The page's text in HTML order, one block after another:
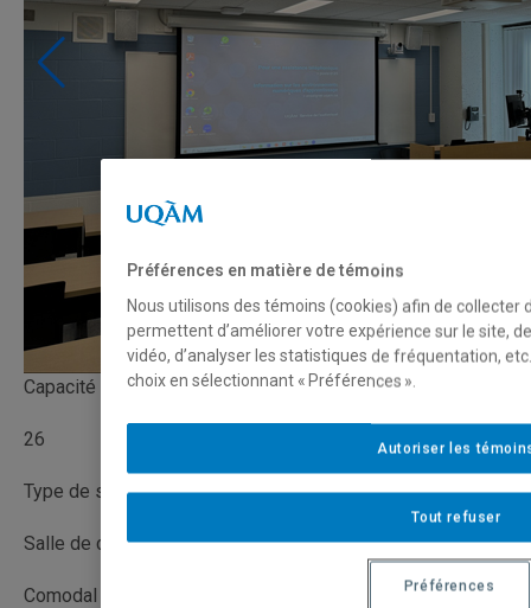
Capacité
26
Type de salle
Salle de cours
Comodal (CO)
Préférences en matière de témoins
Nous utilisons des témoins (cookies) afin de collecter
permettent d’améliorer votre expérience sur le site,
vidéo, d’analyser les statistiques de fréquentation,
choix en sélectionnant « Préférences ».
Tout refuser
Autoriser les
Préférences